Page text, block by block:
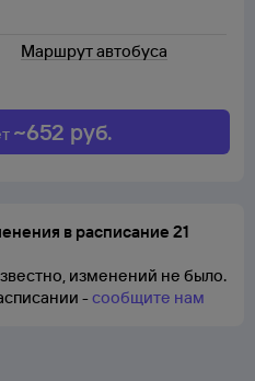
Маршрут автобуса
~652 руб.
в расписание 21
изменений не было.
-сообщите нам